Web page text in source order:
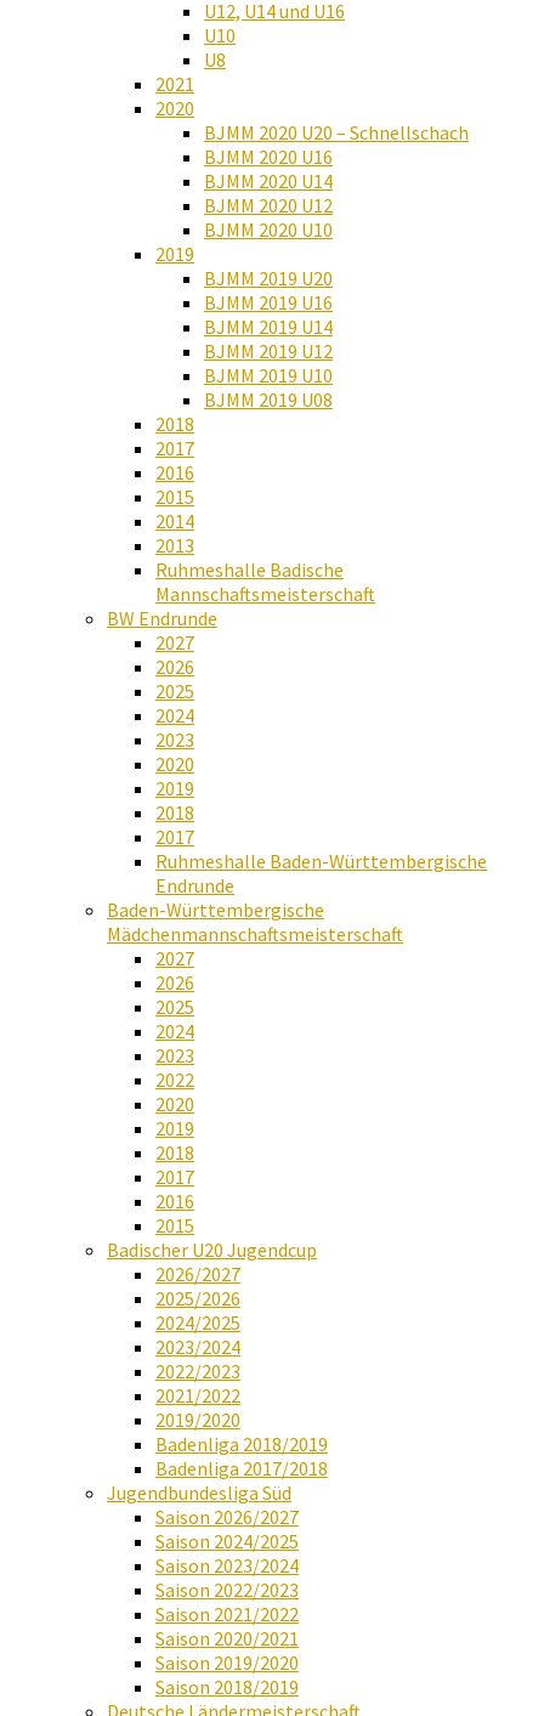
U12, U14 und U16
U10
U8
2021
2020
BJMM 2020 U20 – Schnellschach
BJMM 2020 U16
BJMM 2020 U14
BJMM 2020 U12
BJMM 2020 U10
2019
BJMM 2019 U20
BJMM 2019 U16
BJMM 2019 U14
BJMM 2019 U12
BJMM 2019 U10
BJMM 2019 U08
2018
2017
2016
2015
2014
2013
Ruhmeshalle Badische
Mannschaftsmeisterschaft
BW Endrunde
2027
2026
2025
2024
2023
2020
2019
2018
2017
Ruhmeshalle Baden-Württembergische
Endrunde
Baden-Württembergische
Mädchenmannschaftsmeisterschaft
2027
2026
2025
2024
2023
2022
2020
2019
2018
2017
2016
2015
Badischer U20 Jugendcup
2026/2027
2025/2026
2024/2025
2023/2024
2022/2023
2021/2022
2019/2020
Badenliga 2018/2019
Badenliga 2017/2018
Jugendbundesliga Süd
Saison 2026/2027
Saison 2024/2025
Saison 2023/2024
Saison 2022/2023
Saison 2021/2022
Saison 2020/2021
Saison 2019/2020
Saison 2018/2019
Deutsche Ländermeisterschaft